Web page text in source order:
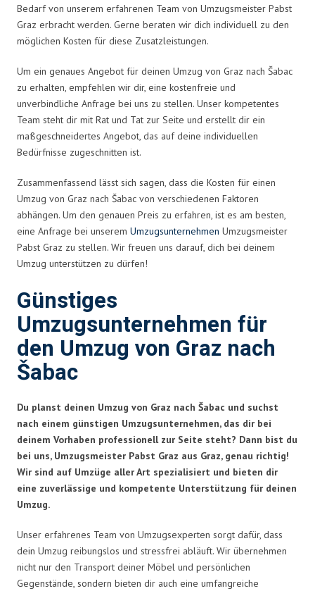
Bedarf von unserem erfahrenen Team von Umzugsmeister Pabst
Graz erbracht werden. Gerne beraten wir dich individuell zu den
möglichen Kosten für diese Zusatzleistungen.
Um ein genaues Angebot für deinen Umzug von Graz nach Šabac
zu erhalten, empfehlen wir dir, eine kostenfreie und
unverbindliche Anfrage bei uns zu stellen. Unser kompetentes
Team steht dir mit Rat und Tat zur Seite und erstellt dir ein
maßgeschneidertes Angebot, das auf deine individuellen
Bedürfnisse zugeschnitten ist.
Zusammenfassend lässt sich sagen, dass die Kosten für einen
Umzug von Graz nach Šabac von verschiedenen Faktoren
abhängen. Um den genauen Preis zu erfahren, ist es am besten,
eine Anfrage bei unserem Umzugsunternehmen Umzugsmeister
Pabst Graz zu stellen. Wir freuen uns darauf, dich bei deinem
Umzug unterstützen zu dürfen!
Günstiges
Umzugsunternehmen für
den Umzug von Graz nach
Šabac
Du planst deinen Umzug von Graz nach Šabac und suchst
nach einem günstigen Umzugsunternehmen, das dir bei
deinem Vorhaben professionell zur Seite steht? Dann bist du
bei uns, Umzugsmeister Pabst Graz aus Graz, genau richtig!
Wir sind auf Umzüge aller Art spezialisiert und bieten dir
eine zuverlässige und kompetente Unterstützung für deinen
Umzug.
Unser erfahrenes Team von Umzugsexperten sorgt dafür, dass
dein Umzug reibungslos und stressfrei abläuft. Wir übernehmen
nicht nur den Transport deiner Möbel und persönlichen
Gegenstände, sondern bieten dir auch eine umfangreiche